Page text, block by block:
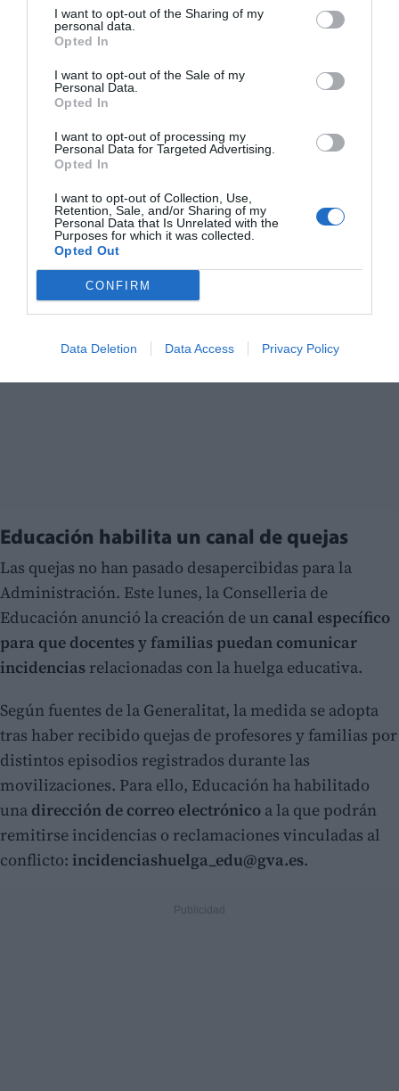
I want to opt-out of the Sharing of my
personal data.
Opted In
I want to opt-out of the Sale of my
Personal Data.
Opted In
I want to opt-out of processing my
Personal Data for Targeted Advertising.
Opted In
I want to opt-out of Collection, Use,
Retention, Sale, and/or Sharing of my
Personal Data that Is Unrelated with the
Purposes for which it was collected.
Opted Out
CONFIRM
Data Deletion Data Access Privacy Policy
Educación habilita un canal de quejas
Las quejas no han pasado desapercibidas para la
Administración. Este lunes, la Conselleria de
Educación anunció la creación de un canal específico
para que docentes y familias puedan comunicar
incidencias relacionadas con la huelga educativa.
Según fuentes de la Generalitat, la medida se adopta
tras haber recibido quejas de profesores y familias por
distintos episodios registrados durante las
movilizaciones. Para ello, Educación ha habilitado
una dirección de correo electrónico a la que podrán
remitirse incidencias o reclamaciones vinculadas al
conflicto: incidenciashuelga_edu@gva.es.